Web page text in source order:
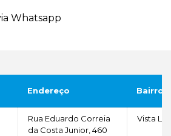
Whatsapp
Endereço Bairro
Rua Eduardo Correia
da Costa Junior, 460
Vista